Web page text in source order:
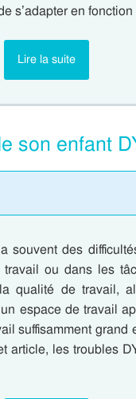
s’adapter en
Lire la suite
son enfant
souvent des
ou dans les
qualité de travail,
espace de travail
suffisamment
article, les troubles